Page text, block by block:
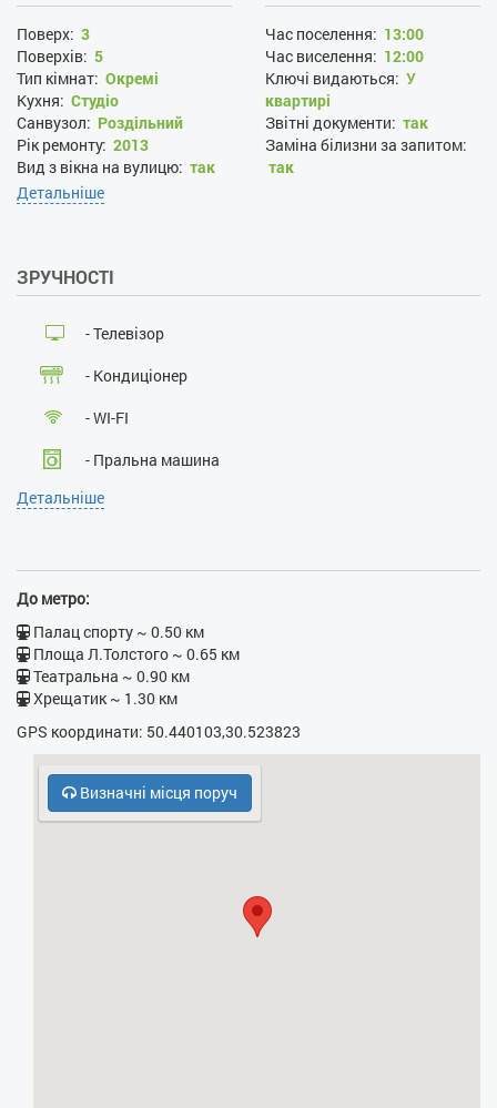
Поверх: 3
Поверхів: 5
Тип кімнат: Окремі
Кухня: Студіо
Санвузол: Роздільний
Рік ремонту: 2013
Вид з вікна на вулицю: так
Час поселення: 13:00
Час виселення: 12:00
Ключі видаються: У
квартирі
Звітні документи: так
Заміна білизни за запитом:
так
посвідчують особу:так
Детальніше
ЗРУЧНОСТІ
- Телевізор
- Кондиціонер
- WI-FI
- Пральна машина
- Кабельне ТБ
- Бойлер
- Праска
- Фен
- Електрочайник
- Кодовий замок у під’їзді
Детальніше
До метро:
Палац спорту ~ 0.50 км
Площа Л.Толстого ~ 0.65 км
Театральна ~ 0.90 км
Хрещатик ~ 1.30 км
GPS координати: 50.440103,30.523823
Визначні місця поруч